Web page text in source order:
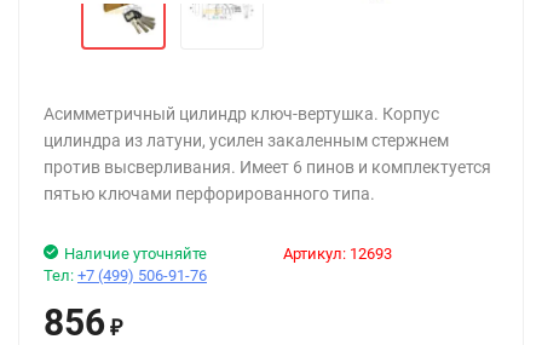
Асимметричный цилиндр ключ-вертушка. Корпус
цилиндра из латуни, усилен закаленным стержнем
против высверливания. Имеет 6 пинов и комплектуется
пятью ключами перфорированного типа.
Артикул: 12693
Наличие уточняйте
Тел: +7 (499) 506-91-76
856 ₽